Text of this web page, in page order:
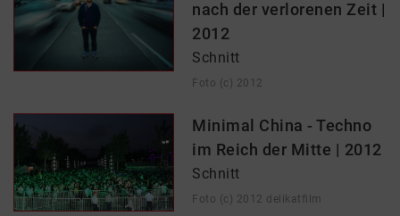
nach der verlorenen Zeit |
2012
Schnitt
Foto (c) 2012
Minimal China - Techno
im Reich der Mitte | 2012
Schnitt
Foto (c) 2012 delikatfilm